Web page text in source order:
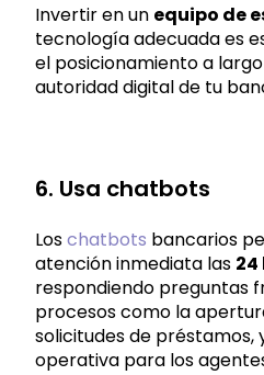
Invertir en un equipo de
tecnología adecuada es
el posicionamiento a
autoridad digital de tu
6. Usa chatbots
Loschatbots bancarios
atención inmediata las
respondiendo preguntas
procesos como la
solicitudes de préstamos,
operativa para los